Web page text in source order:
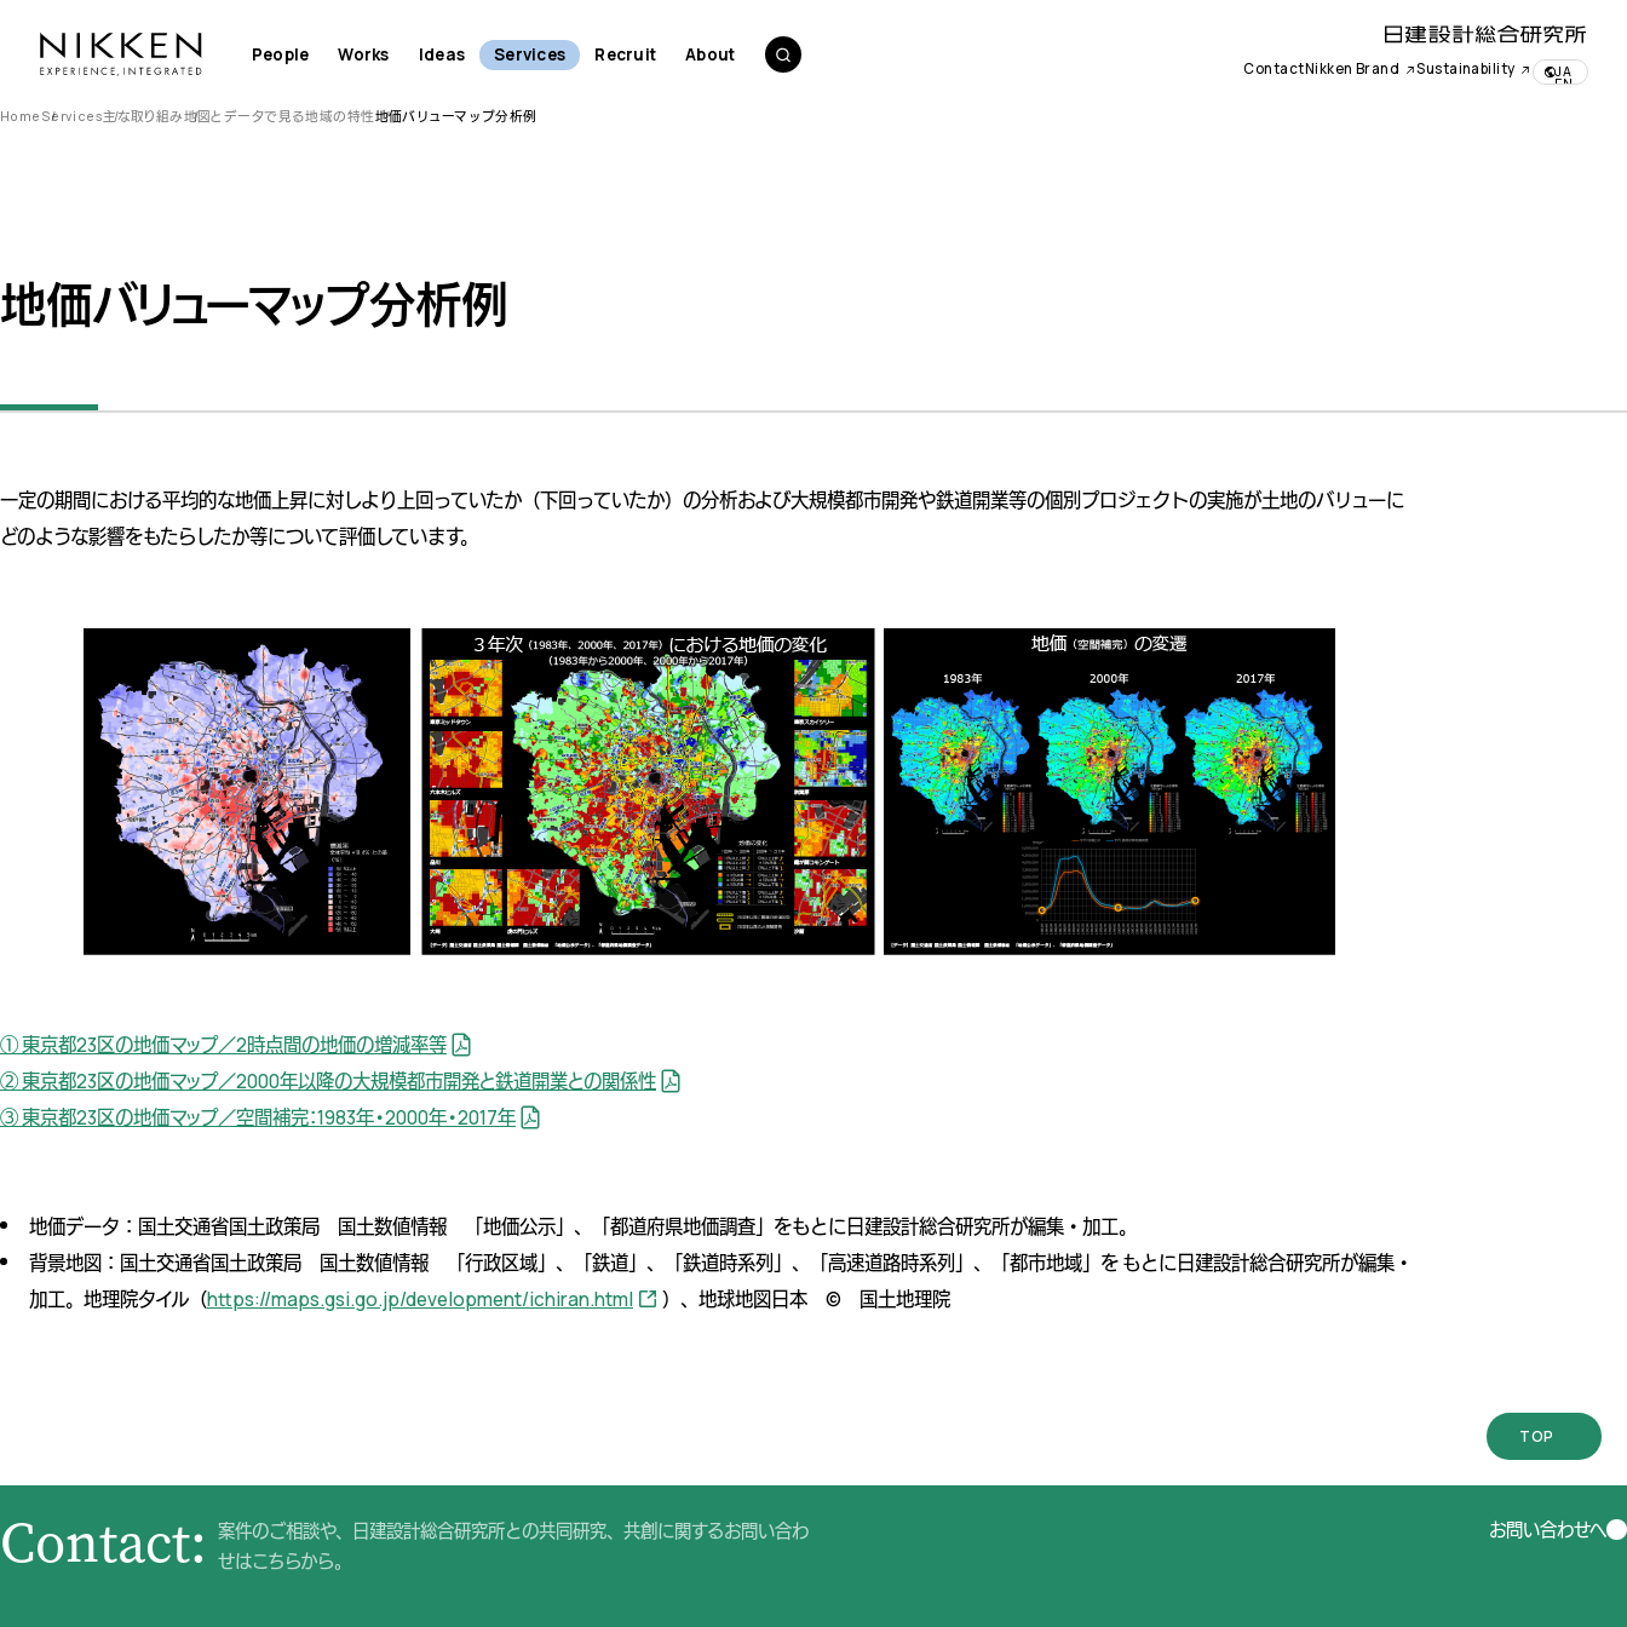
People Works Ideas Services Recruit About
ContactNikken Brand Sustainability JA
EN
Home Services主な取り組み地図とデータで見る地域の特性地価バリューマップ分析例
地価バリューマップ分析例
一定の期間における平均的な地価上昇に対しより上回っていたか（下回っていたか）の分析および大規模都市開発や鉄道開業等の個別プロジェクトの実施が土地のバリューに
どのような影響をもたらしたか等について評価しています。
① 東京都23区の地価マップ／2時点間の地価の増減率等
② 東京都23区の地価マップ／2000年以降の大規模都市開発と鉄道開業との関係性
③ 東京都23区の地価マップ／空間補完：1983年・2000年・2017年
地価データ：国土交通省国土政策局 国土数値情報 「地価公示」、「都道府県地価調査」をもとに日建設計総合研究所が編集・加工。
背景地図：国土交通省国土政策局 国土数値情報 「行政区域」、「鉄道」、「鉄道時系列」、「高速道路時系列」、「都市地域」を もとに日建設計総合研究所が編集・
加工。地理院タイル（https://maps.gsi.go.jp/development/ichiran.html ）、地球地図日本 © 国土地理院
Contact:
案件のご相談や、日建設計総合研究所との共同研究、共創に関するお問い合わ
せはこちらから。
お問い合わせへ
TOP